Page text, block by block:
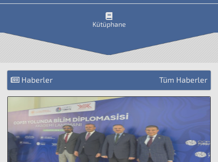
Kütüphane
Haberler Tüm Haberler